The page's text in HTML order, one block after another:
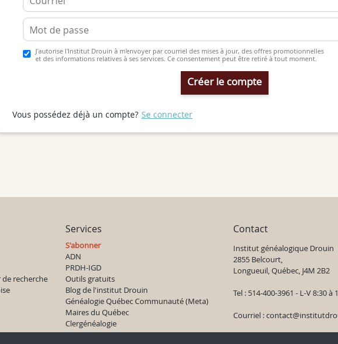
J'autorise l'Institut Drouin à m'envoyer par courriel des mises à jour, des offres promotionnelles
et des informations relatives à ses services. Ce consentement peut être retiré à tout moment.
Vous possédez déjà un compte? Se connecter
recherche
Services
S'abonner
ADN
PRDH-IGD
Outils gratuits
Blog de l'institut Drouin
Généalogie Québec Communauté (Meta)
Maires du Québec
Clergénéalogie
Contact
Institut généalogique Drouin
2855 Belcourt,
Longueuil, Québec, J4M 2B2
Tel : 514-400-3961 - L-V 8:30 à
Courriel :